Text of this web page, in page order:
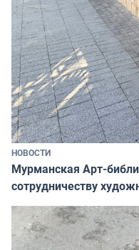
НОВОСТИ
Мурманская Арт-
сотрудничеству